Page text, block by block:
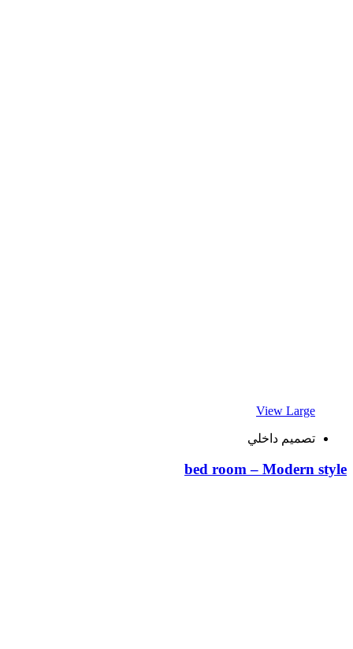
View Large
تصميم داخلي
bed room – Modern style